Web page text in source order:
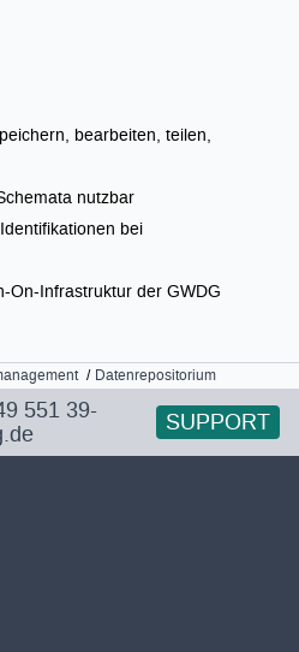
bearbeiten, teilen,
nutzbar
bei
On-Infrastruktur der GWDG
Datenrepositorium
551 39-
SUPPORT